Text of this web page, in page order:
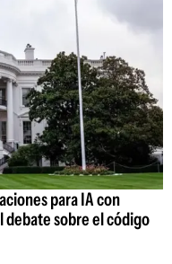
para IA con
sobre el código